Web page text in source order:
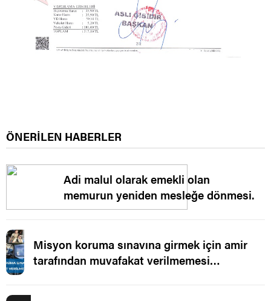
ÖNERİLEN HABERLER
Adi malul olarak emekli olan
memurun yeniden mesleğe dönmesi.
Misyon koruma sınavına girmek için amir
tarafından muvafakat verilmemesi